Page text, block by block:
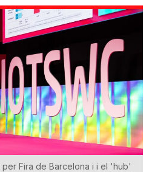
per Fira de Barcelona i i el 'hub'